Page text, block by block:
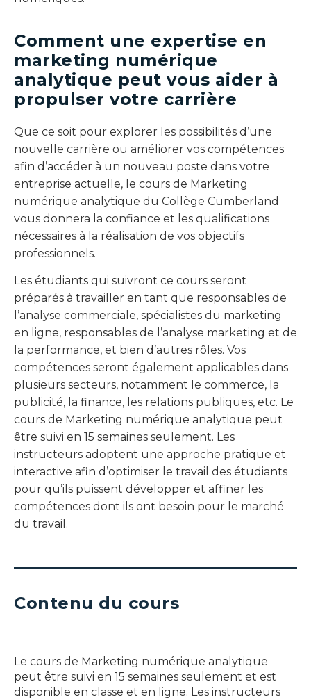
Comment une expertise en
marketing numérique
analytique peut vous aider à
propulser votre carrière
Que ce soit pour explorer les possibilités d’une
nouvelle carrière ou améliorer vos compétences
afin d’accéder à un nouveau poste dans votre
entreprise actuelle, le cours de Marketing
numérique analytique du Collège Cumberland
vous donnera la confiance et les qualifications
nécessaires à la réalisation de vos objectifs
professionnels.
Les étudiants qui suivront ce cours seront
préparés à travailler en tant que responsables de
l’analyse commerciale, spécialistes du marketing
en ligne, responsables de l’analyse marketing et de
la performance, et bien d’autres rôles. Vos
compétences seront également applicables dans
plusieurs secteurs, notamment le commerce, la
publicité, la finance, les relations publiques, etc. Le
cours de Marketing numérique analytique peut
être suivi en 15 semaines seulement. Les
instructeurs adoptent une approche pratique et
interactive afin d’optimiser le travail des étudiants
pour qu’ils puissent développer et affiner les
compétences dont ils ont besoin pour le marché
du travail.
Contenu du cours
Le cours de Marketing numérique analytique
peut être suivi en 15 semaines seulement et est
disponible en classe et en ligne. Les instructeurs